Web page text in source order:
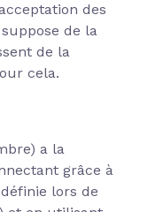
des
de la
de la
cela.
a la
grâce à
lors de